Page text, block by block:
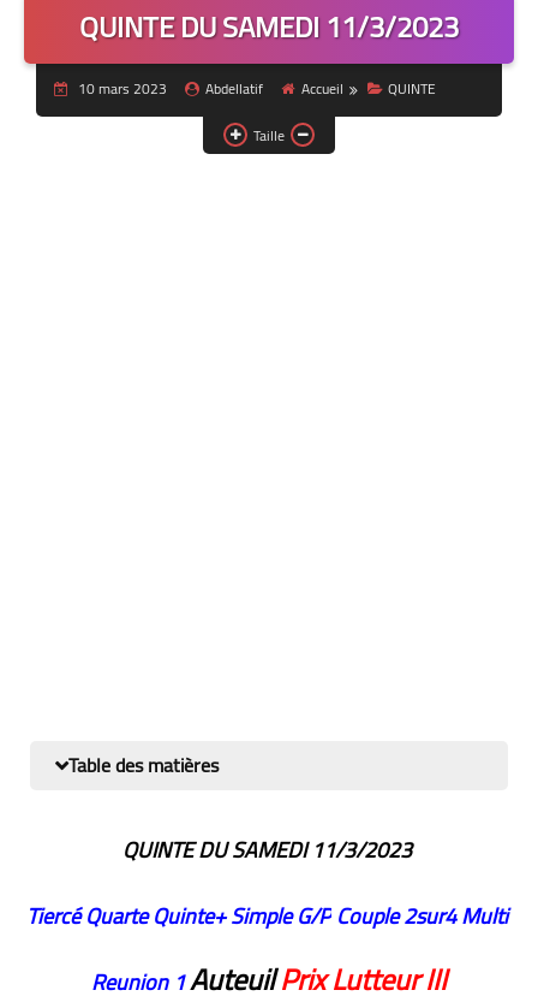
QUINTE DU SAMEDI 11/3/2023
10 mars 2023 Abdellatif Accueil
QUINTE
Taille
Table des matières
QUINTE DU SAMEDI 11/3/2023
Tiercé QuarteQuinte+Simple G/PCouple2sur4Multi
Reunion 1AuteuilPrix Lutteur III